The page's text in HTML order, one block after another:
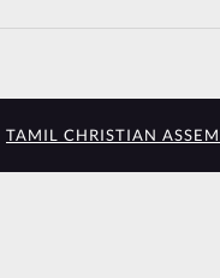
TAMIL CHRISTIAN